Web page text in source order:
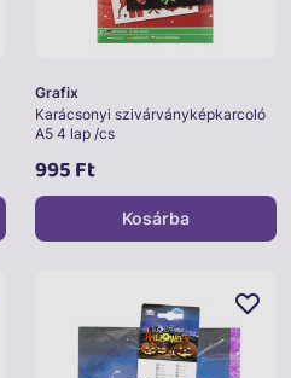
Grafix
Karácsonyi szivárványképkarcoló
A5 4 lap /cs
995 Ft
Kosárba